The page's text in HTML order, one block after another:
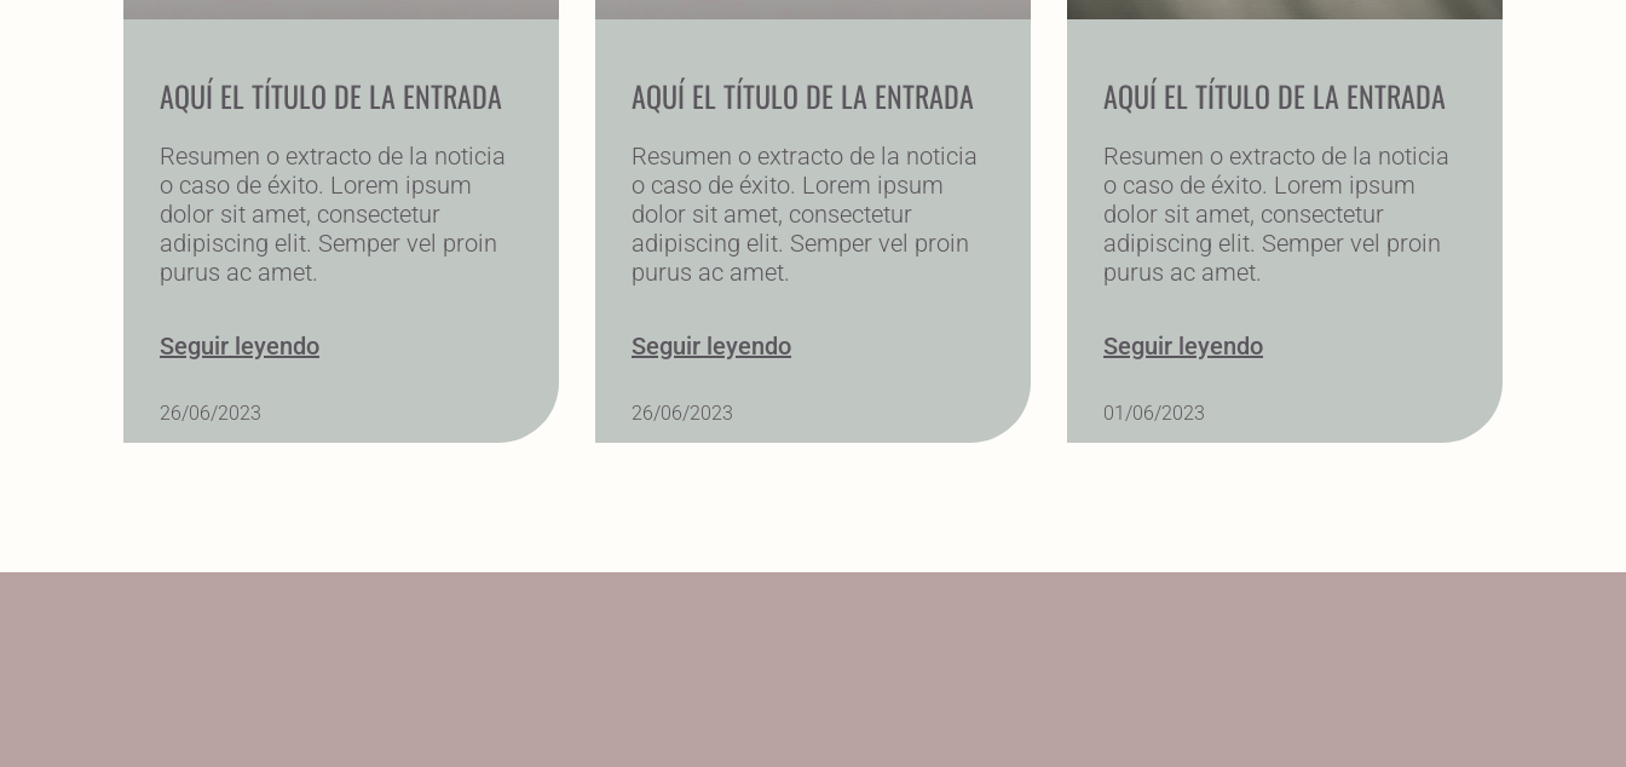
AQUÍ EL TÍTULO DE LA ENTRADA
Resumen o extracto de la noticia
o caso de éxito. Lorem ipsum
dolor sit amet, consectetur
adipiscing elit. Semper vel proin
purus ac amet.
Seguir leyendo
26/06/2023
AQUÍ EL TÍTULO DE LA ENTRADA
Resumen o extracto de la noticia
o caso de éxito. Lorem ipsum
dolor sit amet, consectetur
adipiscing elit. Semper vel proin
purus ac amet.
Seguir leyendo
26/06/2023
AQUÍ EL TÍTULO DE LA ENTRADA
Resumen o extracto de la noticia
o caso de éxito. Lorem ipsum
dolor sit amet, consectetur
adipiscing elit. Semper vel proin
purus ac amet.
Seguir leyendo
01/06/2023